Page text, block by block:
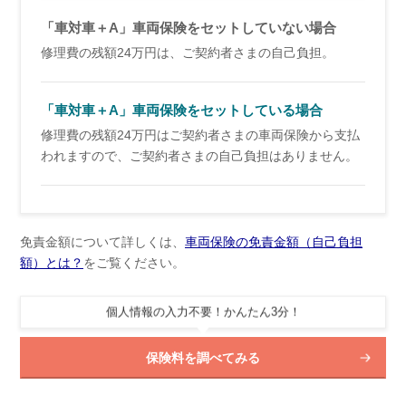
「車対車＋A」車両保険をセットしていない場合
修理費の残額24万円は、ご契約者さまの自己負担。
「車対車＋A」車両保険をセットしている場合
修理費の残額24万円はご契約者さまの車両保険から支払
われますので、ご契約者さまの自己負担はありません。
免責金額について詳しくは、 車両保険の免責金額（自己負担
額）とは？ をご覧ください。
保険料を調べてみる
個人情報の入力不要！かんたん3分！